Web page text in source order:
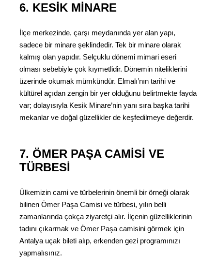
6. KESIK MINARE
İlçe merkezinde, çarşı meydanında yer alan yapı,
sadece bir minare şeklindedir. Tek bir minare olarak
kalmış olan yapıdır. Selçuklu dönemi mimari eseri
olması sebebiyle çok kıymetlidir. Dönemin niteliklerini
üzerinde okumak mümkündür. Elmalı’nın tarihi ve
kültürel açıdan zengin bir yer olduğunu belirtmekte fayda
var; dolayısıyla Kesik Minare’nin yanı sıra başka tarihi
mekanlar ve doğal güzellikler de keşfedilmeye değerdir.
7. ÖMER PAŞA CAMISI VE
TÜRBESI
Ülkemizin cami ve türbelerinin önemli bir örneği olarak
bilinen Ömer Paşa Camisi ve türbesi, yılın belli
zamanlarında çokça ziyaretçi alır. İlçenin güzelliklerinin
tadını çıkarmak ve Ömer Paşa camisini görmek için
Antalya uçak bileti alıp, erkenden gezi programınızı
yapmalısınız.